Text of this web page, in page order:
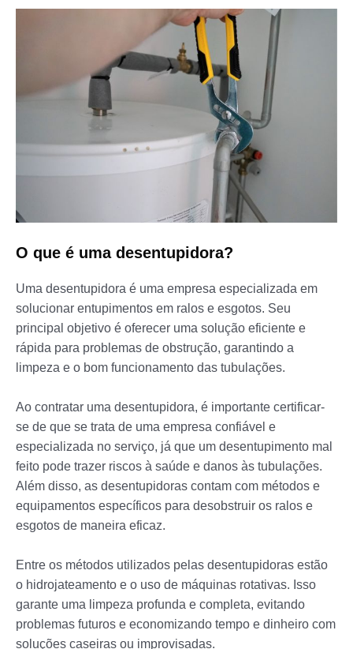
O que é uma desentupidora?
Uma desentupidora é uma empresa especializada em
solucionar entupimentos em ralos e esgotos. Seu
principal objetivo é oferecer uma solução eficiente e
rápida para problemas de obstrução, garantindo a
limpeza e o bom funcionamento das tubulações.
Ao contratar uma desentupidora, é importante certificar-
se de que se trata de uma empresa confiável e
especializada no serviço, já que um desentupimento mal
feito pode trazer riscos à saúde e danos às tubulações.
Além disso, as desentupidoras contam com métodos e
equipamentos específicos para desobstruir os ralos e
esgotos de maneira eficaz.
Entre os métodos utilizados pelas desentupidoras estão
o hidrojateamento e o uso de máquinas rotativas. Isso
garante uma limpeza profunda e completa, evitando
problemas futuros e economizando tempo e dinheiro com
soluções caseiras ou improvisadas.